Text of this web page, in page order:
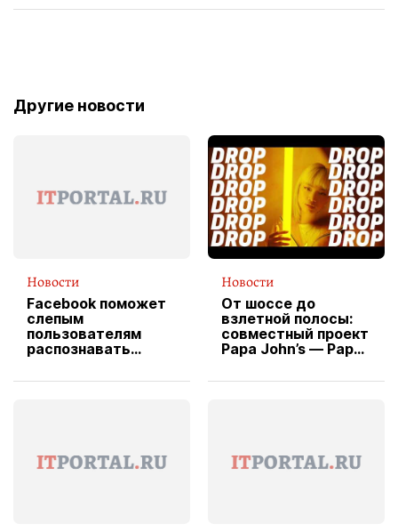
Другие новости
Новости
Facebook поможет
слепым
пользователям
распознавать
Новости
От шоссе до
взлетной полосы:
совместный проект
Papa John’s — Papa
вводит